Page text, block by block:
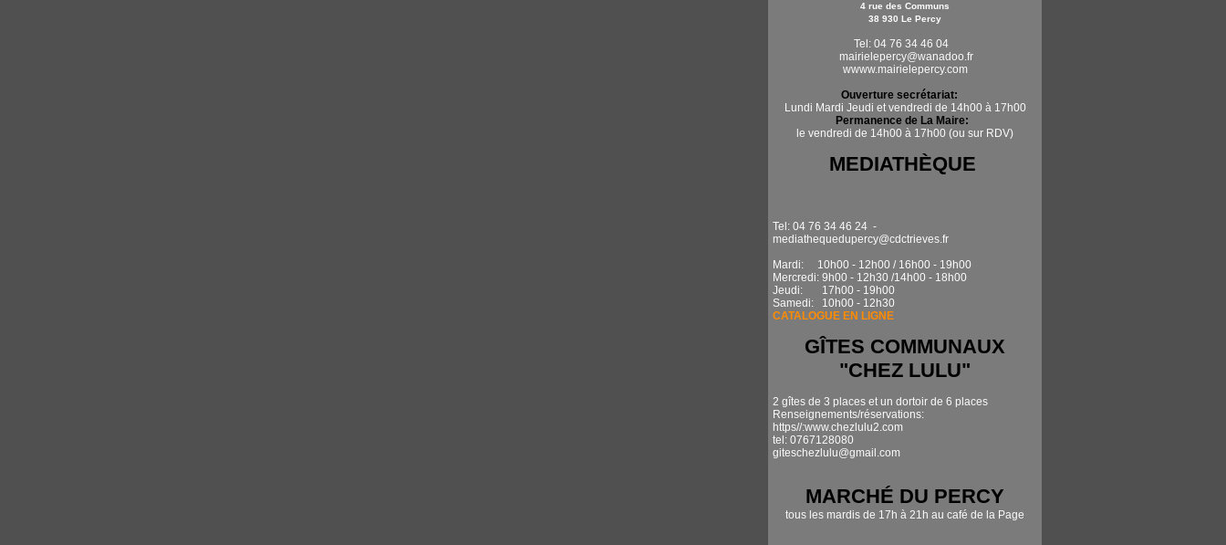
4 rue des Communs
38 930 Le Percy
Tel: 04 76 34 46 04
mairielepercy@wanadoo.fr
wwww.mairielepercy.com
Ouverture secrétariat:
Lundi Mardi Jeudi et vendredi de 14h00 à 17h00
Permanence de La Maire:
le vendredi de 14h00 à 17h00 (ou sur RDV)
MEDIATHÈQUE
Tel: 04 76 34 46 24 -
mediathequedupercy@cdctrieves.fr
Mardi: 10h00 - 12h00 / 16h00 - 19h00
Mercredi: 9h00 - 12h30 /14h00 - 18h00
Jeudi: 17h00 - 19h00
Samedi: 10h00 - 12h30
CATALOGUE EN LIGNE
GÎTES COMMUNAUX
"CHEZ LULU"
2 gîtes de 3 places et un dortoir de 6 places
Renseignements/réservations:
https//:www.chezlulu2.com
tel: 0767128080
giteschezlulu@gmail.com
MARCHÉ DU PERCY
tous les mardis de 17h à 21h au café de la Page